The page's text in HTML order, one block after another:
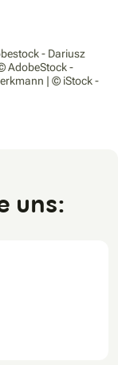
- Dariusz
AdobeStock -
| © iStock -
uns: